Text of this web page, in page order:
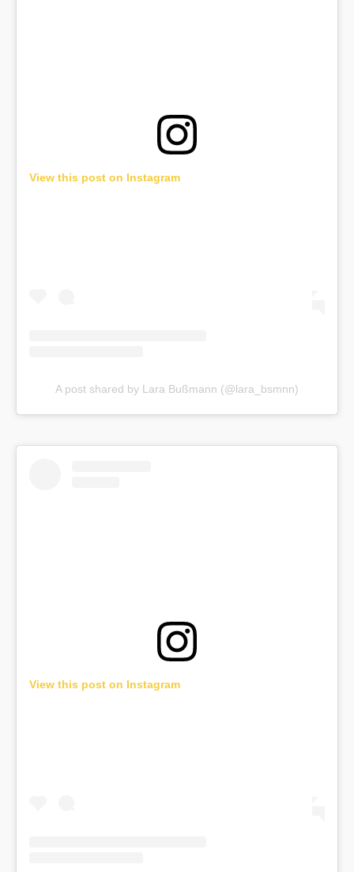
View this post on Instagram
A post shared by Lara Bußmann (@lara_bsmnn)
View this post on Instagram